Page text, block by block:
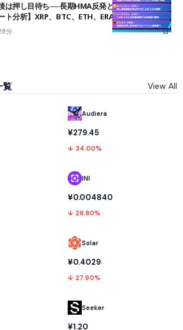
は押し目待ち──長期HMA反発と雲上抜けが買い
ト分析】XRP、BTC、ETH、ERA
分
覧 View All
Audiera
¥279.45
↓ 34.00%
INI
¥0.004840
↓ 28.80%
Solar
¥0.4029
↓ 27.90%
Seeker
¥1.20